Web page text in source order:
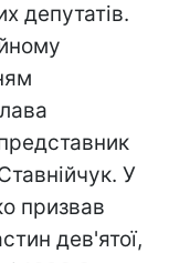
депутатів.
У
призвав
дев'ятої,